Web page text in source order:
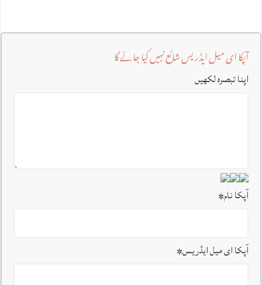
آپکا ای میل ایڈریس شائع نہیں کیا جائے گا
اپنا تبصرہ لکھیں
آپکا نام*
آپکا ای میل ایڈریس*